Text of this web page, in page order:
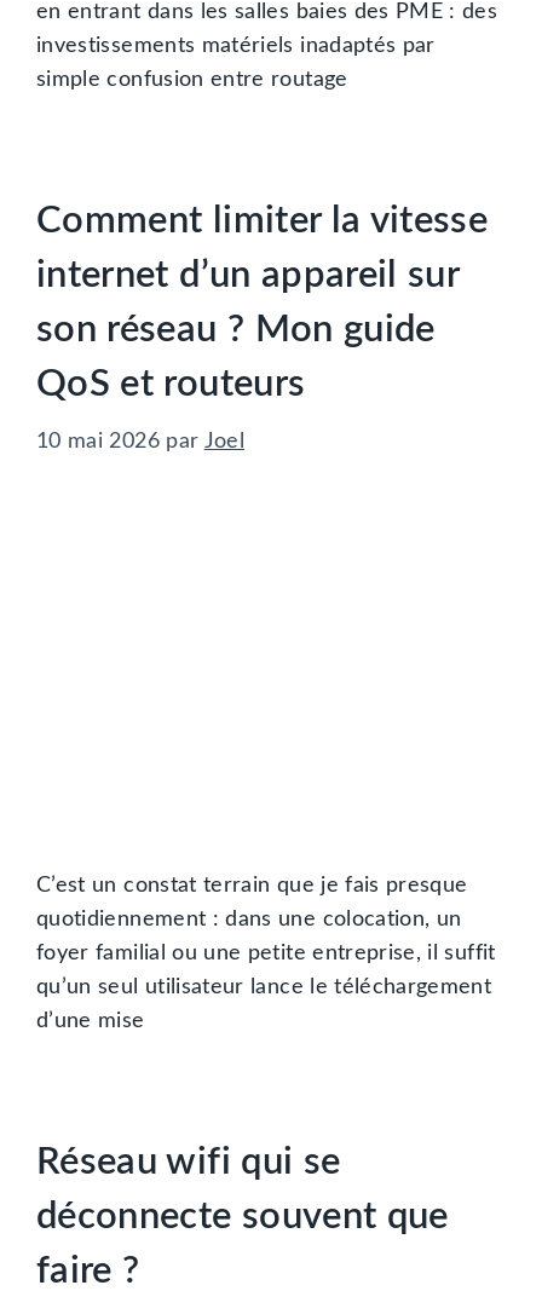
en entrant dans les salles baies des PME : des
investissements matériels inadaptés par
simple confusion entre routage
Comment limiter la vitesse
internet d’un appareil sur
son réseau ? Mon guide
QoS et routeurs
10 mai 2026 par Joel
C’est un constat terrain que je fais presque
quotidiennement : dans une colocation, un
foyer familial ou une petite entreprise, il suffit
qu’un seul utilisateur lance le téléchargement
d’une mise
Réseau wifi qui se
déconnecte souvent que
faire ?